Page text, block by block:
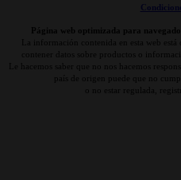
Página web optimizada para
La información contenida en esta web
contener datos sobre productos o
Le hacemos saber que no nos hacemos
país de origen puede que no
o no estar regulada,